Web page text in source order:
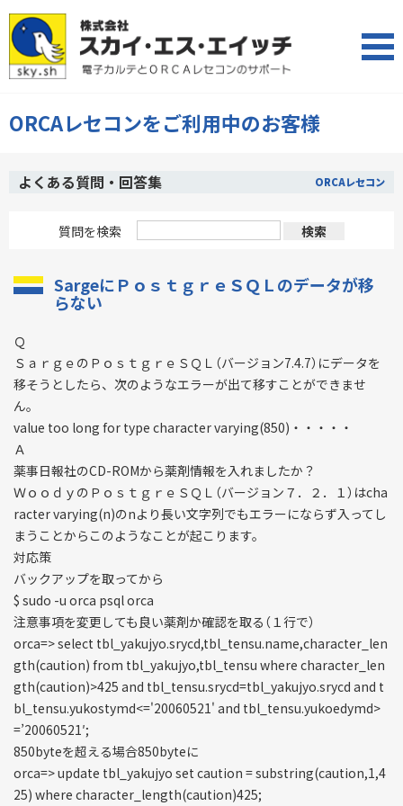
ORCAレセコンをご利用中のお客様
よくある質問・回答集 ORCAレセコン
質問を検索
SargeにＰｏｓｔｇｒｅＳＱＬのデータが移
らない
Ｑ
ＳａｒｇｅのＰｏｓｔｇｒｅＳＱＬ（バージョン7.4.7）にデータを
移そうとしたら、次のようなエラーが出て移すことができませ
ん。
value too long for type character varying(850)・・・・・
Ａ
薬事日報社のCD-ROMから薬剤情報を入れましたか？
ＷｏｏｄｙのＰｏｓｔｇｒｅＳＱＬ（バージョン７．２．１）はcha
racter varying(n)のnより長い文字列でもエラーにならず入ってし
まうことからこのようなことが起こります。
対応策
バックアップを取ってから
$ sudo -u orca psql orca
注意事項を変更しても良い薬剤か確認を取る（１行で）
orca=> select tbl_yakujyo.srycd,tbl_tensu.name,character_len
gth(caution) from tbl_yakujyo,tbl_tensu where character_len
gth(caution)>425 and tbl_tensu.srycd=tbl_yakujyo.srycd and t
bl_tensu.yukostymd<='20060521' and tbl_tensu.yukoedymd>
=’20060521′;
850byteを超える場合850byteに
orca=> update tbl_yakujyo set caution = substring(caution,1,4
25) where character_length(caution)425;